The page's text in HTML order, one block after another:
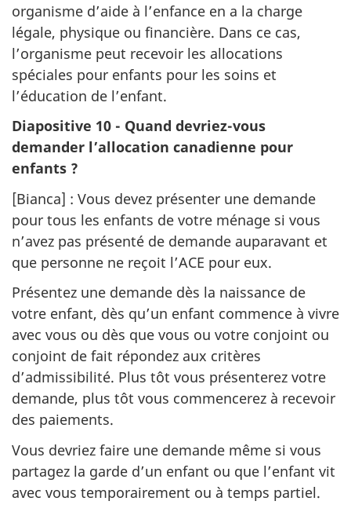
organisme d’aide à l’enfance en a la charge
légale, physique ou financière. Dans ce cas,
l’organisme peut recevoir les allocations
spéciales pour enfants pour les soins et
l’éducation de l’enfant.
Diapositive 10 - Quand devriez-vous
demander l’allocation canadienne pour
enfants ?
[Bianca] : Vous devez présenter une demande
pour tous les enfants de votre ménage si vous
n’avez pas présenté de demande auparavant et
que personne ne reçoit l’ACE pour eux.
Présentez une demande dès la naissance de
votre enfant, dès qu’un enfant commence à vivre
avec vous ou dès que vous ou votre conjoint ou
conjoint de fait répondez aux critères
d’admissibilité. Plus tôt vous présenterez votre
demande, plus tôt vous commencerez à recevoir
des paiements.
Vous devriez faire une demande même si vous
partagez la garde d’un enfant ou que l’enfant vit
avec vous temporairement ou à temps partiel.